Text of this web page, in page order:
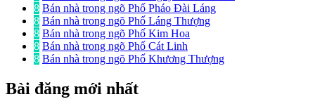
8 Bán nhà trong ngõ Phố Pháo Đài Láng
8 Bán nhà trong ngõ Phố Láng Thượng
8 Bán nhà trong ngõ Phố Kim Hoa
8 Bán nhà trong ngõ Phố Cát Linh
8 Bán nhà trong ngõ Phố Khương Thượng
Bài đăng mới nhất